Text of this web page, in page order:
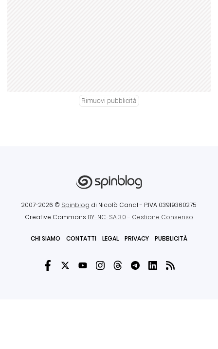
Rimuovi pubblicità
2007-2026 © Spinblog di Nicolò Canal - P.IVA 03919360275
Creative Commons BY-NC-SA 3.0- Gestione Consenso
CHI SIAMO CONTATTI LEGAL PRIVACY PUBBLICITÀ